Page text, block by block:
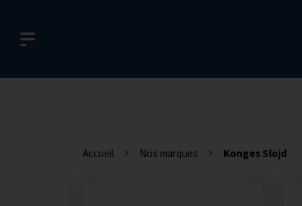
Accueil Nos marques Konges Slojd